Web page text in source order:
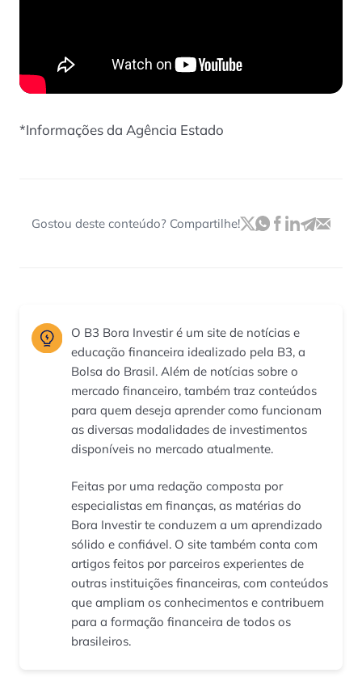
*Informações da Agência Estado
Gostou deste conteúdo? Compartilhe!
O B3 Bora Investir é um site de notícias e
educação financeira idealizado pela B3, a
Bolsa do Brasil. Além de notícias sobre o
mercado financeiro, também traz conteúdos
para quem deseja aprender como funcionam
as diversas modalidades de investimentos
disponíveis no mercado atualmente.
Feitas por uma redação composta por
especialistas em finanças, as matérias do
Bora Investir te conduzem a um aprendizado
sólido e confiável. O site também conta com
artigos feitos por parceiros experientes de
outras instituições financeiras, com conteúdos
que ampliam os conhecimentos e contribuem
para a formação financeira de todos os
brasileiros.